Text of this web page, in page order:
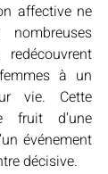
affective ne
à un
vie. Cette
fruit d’une
événement
décisive.